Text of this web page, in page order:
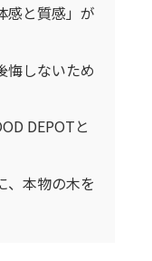
感と質感」が
悔しないため
DEPOTと
、本物の木を